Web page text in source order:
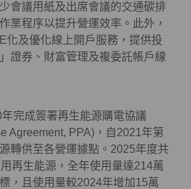
會議用紙及出席會議的交通碳排
業程序以提升營運效率。此外，
化及優化線上開戶服務，提供投
證券、財富管理及複委託帳戶線
完成簽署再生能源購電協議
Agreement, PPA)，自2021年第
轉供至各營運據點。2025年度共
再生能源，全年使用量達214萬
，且使用量較2024年增加15萬